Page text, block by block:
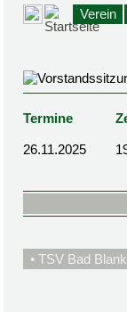
Verein
Termine
26.11.2025
• TSV Bad